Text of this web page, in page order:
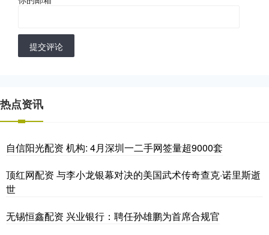
提交评论
热点资讯
自信阳光配资 机构: 4月深圳一二手网签量超9000套
顶红网配资 与李小龙银幕对决的美国武术传奇查克·诺里斯逝
世
无锡恒鑫配资 兴业银行：聘任孙雄鹏为首席合规官